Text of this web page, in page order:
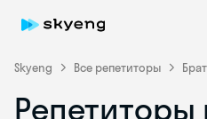
Skyeng Все репетиторы
Репетиторы